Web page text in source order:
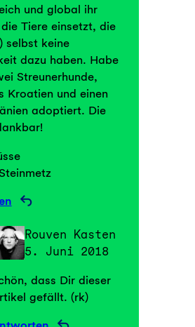
und global ihr
Tiere einsetzt, die
selbst keine
dazu haben. Habe
Streunerhunde,
Kroatien und einen
adoptiert. Die
Rouven Kasten
5. Juni 2018
dass Dir dieser
gefällt. (rk)